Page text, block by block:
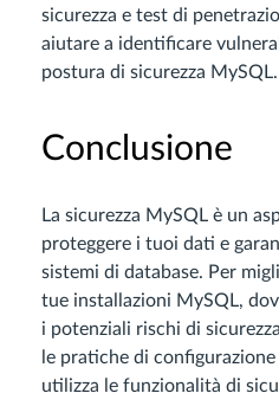
sicurezza e test di
aiutare a identificare
postura di sicurezza MySQL.
Conclusione
La sicurezza MySQL è un
proteggere i tuoi dati e
sistemi di database. Per
tue installazioni MySQL,
i potenziali rischi di
le pratiche di
utilizza le funzionalità di